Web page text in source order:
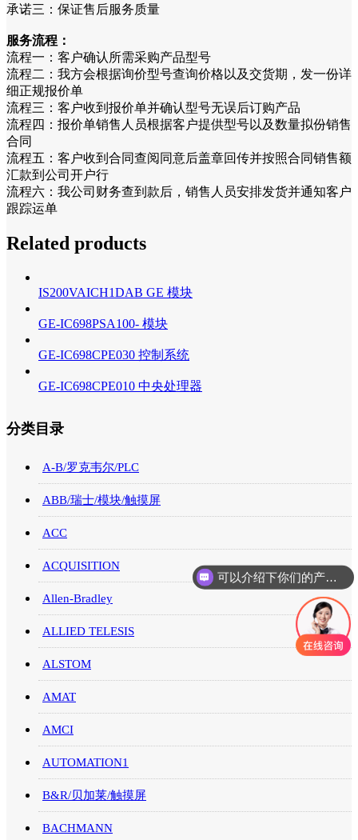
承诺三：保证售后服务质量
服务流程：
流程一：客户确认所需采购产品型号
流程二：我方会根据询价型号查询价格以及交货期，发一份详
细正规报价单
流程三：客户收到报价单并确认型号无误后订购产品
流程四：报价单销售人员根据客户提供型号以及数量拟份销售
合同
流程五：客户收到合同查阅同意后盖章回传并按照合同销售额
汇款到公司开户行
流程六：我公司财务查到款后，销售人员安排发货并通知客户
跟踪运单
Related products
IS200VAICH1DAB GE 模块
GE-IC698PSA100- 模块
GE-IC698CPE030 控制系统
GE-IC698CPE010 中央处理器
分类目录
A-B/罗克韦尔/PLC
ABB/瑞士/模块/触摸屏
ACC
ACQUISITION
Allen-Bradley
ALLIED TELESIS
ALSTOM
AMAT
AMCI
AUTOMATION1
B&R/贝加莱/触摸屏
BACHMANN
你们是怎么收费的呢